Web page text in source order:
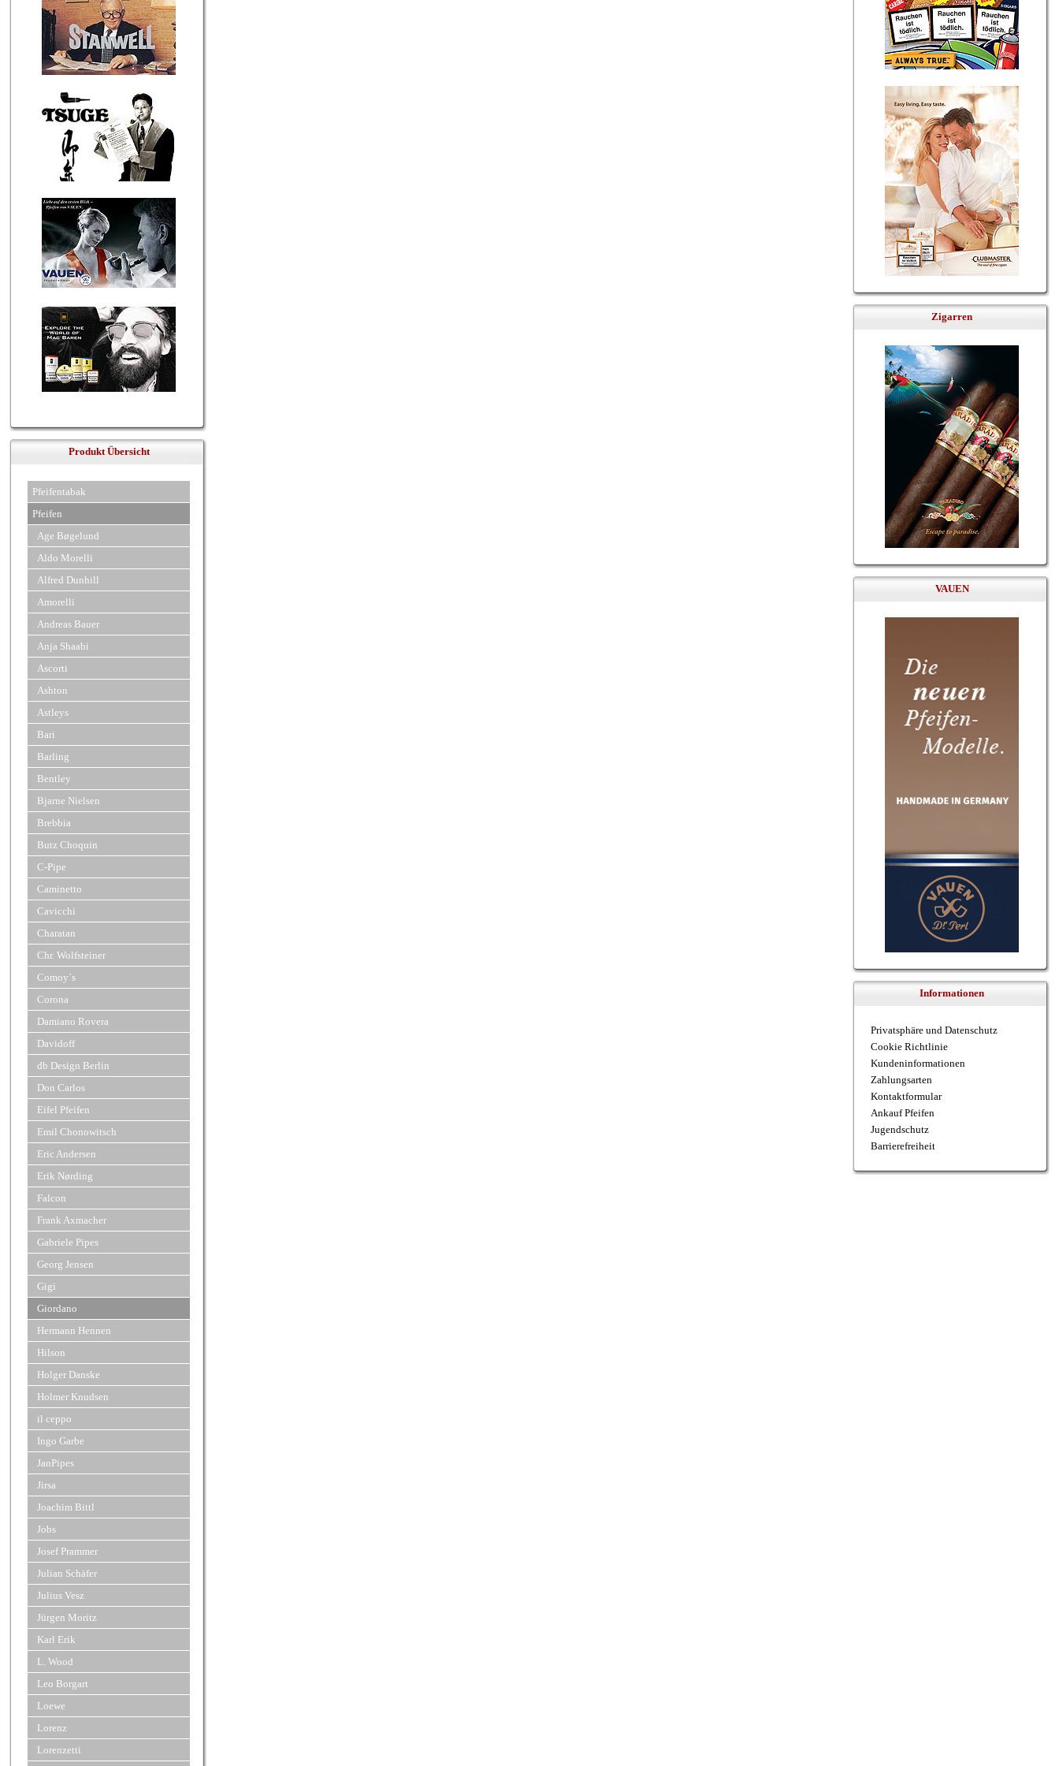
Produkt Übersicht
Pfeifentabak
Pfeifen
Age Bøgelund
Aldo Morelli
Alfred Dunhill
Amorelli
Andreas Bauer
Anja Shaabi
Ascorti
Ashton
Astleys
Bari
Barling
Bentley
Bjarne Nielsen
Brebbia
Butz Choquin
C-Pipe
Caminetto
Cavicchi
Charatan
Chr. Wolfsteiner
Comoy´s
Corona
Damiano Rovera
Davidoff
db Design Berlin
Don Carlos
Eifel Pfeifen
Emil Chonowitsch
Eric Andersen
Erik Nørding
Falcon
Frank Axmacher
Gabriele Pipes
Georg Jensen
Gigi
Giordano
Hermann Hennen
Hilson
Holger Danske
Holmer Knudsen
il ceppo
Ingo Garbe
JanPipes
Jirsa
Joachim Bittl
Jobs
Josef Prammer
Julian Schäfer
Julius Vesz
Jürgen Moritz
Karl Erik
L. Wood
Leo Borgart
Loewe
Lorenz
Lorenzetti
Zigarren
VAUEN
Informationen
Privatsphäre und Datenschutz
Cookie Richtlinie
Kundeninformationen
Zahlungsarten
Kontaktformular
Ankauf Pfeifen
Jugendschutz
Barrierefreiheit